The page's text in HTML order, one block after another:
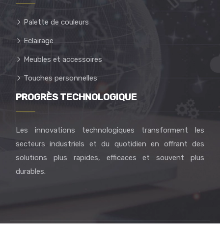
Palette de couleurs
Eclairage
Meubles et accessoires
Touches personnelles
PROGRÈS TECHNOLOGIQUE
Les innovations technologiques transforment les
secteurs industriels et du quotidien en offrant des
solutions plus rapides, efficaces et souvent plus
durables.